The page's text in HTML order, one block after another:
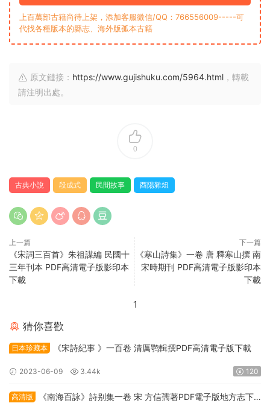
上百萬部古籍尚待上架，添加客服微信/QQ：766556009-----可
代找各種版本的縣志、海外版孤本古籍
原文鏈接： https://www.gujishuku.com/5964.html ，轉載
請注明出處。
0
古典小說 段成式 民間故事 酉陽雜俎
上一篇
《宋詞三百首》朱祖謀編 民國十
三年刊本 PDF高清電子版影印本
下載
下一篇
《寒山詩集》一卷 唐 釋寒山撰 南
宋時期刊 PDF高清電子版影印本
下載
1
猜你喜歡
日本珍藏本 《宋詩紀事 》一百卷 清厲鹗輯撰PDF高清電子版下載
2023-06-09 3.44k 120
高清版
《南海百詠》詩别集一卷 宋 方信孺著PDF電子版地方志下